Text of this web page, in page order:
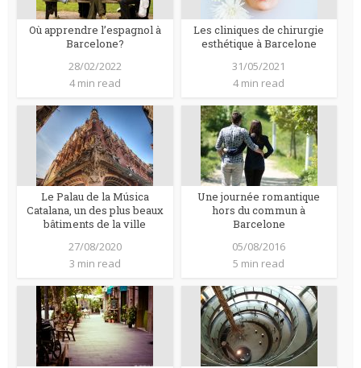
Où apprendre l’espagnol à
Barcelone?
28/02/2022
4 min read
Les cliniques de chirurgie
esthétique à Barcelone
31/05/2021
4 min read
Le Palau de la Música
Catalana, un des plus beaux
bâtiments de la ville
27/08/2020
3 min read
Une journée romantique
hors du commun à
Barcelone
05/08/2016
5 min read